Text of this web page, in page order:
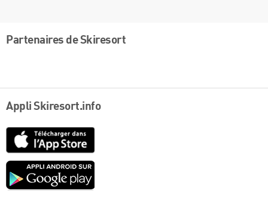
Partenaires de Skiresort
Appli Skiresort.info
Google